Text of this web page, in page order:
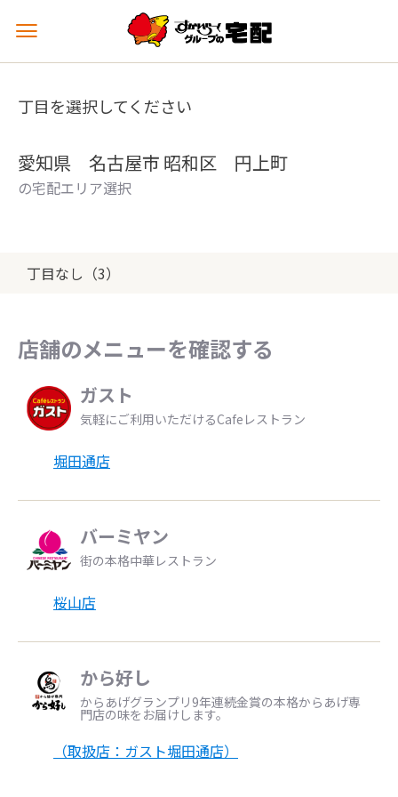
メ
ュ
を
丁目を選択してください
愛知県 名古屋市 昭和区 円上町
の宅配エリア選択
丁目なし（3）
店舗のメニューを確認する
ガスト
気軽にご利用いただけるCafeレストラン
堀田通店
バーミヤン
街の本格中華レストラン
桜山店
から好し
からあげグランプリ9年連続金賞の本格からあげ専
門店の味をお届けします。
（取扱店：ガスト堀田通店）